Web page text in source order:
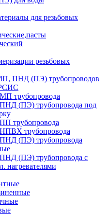
для резьбовых
резьбовых
ПНД (ПЭ) трубопроводов
трубопровода
(ПЭ) трубопровода под
трубопровода
трубопровода
(ПЭ) трубопровода
(ПЭ) трубопровода с
нагревателями